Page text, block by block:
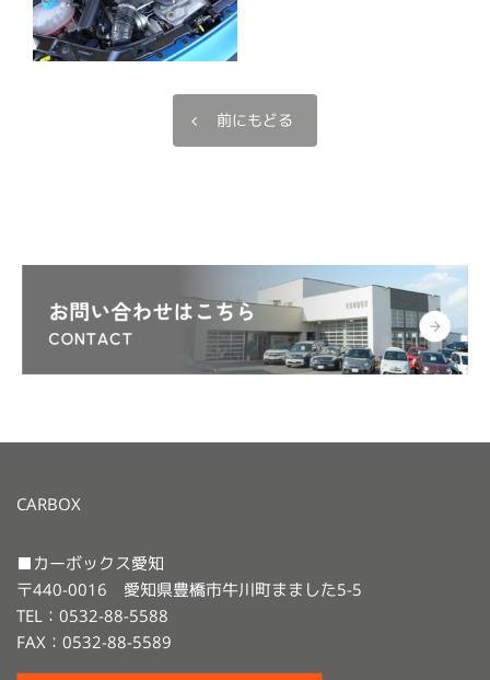
前にもどる
CARBOX
■カーボックス愛知
〒440-0016 愛知県豊橋市牛川町まました5-5
TEL：0532-88-5588
FAX：0532-88-5589